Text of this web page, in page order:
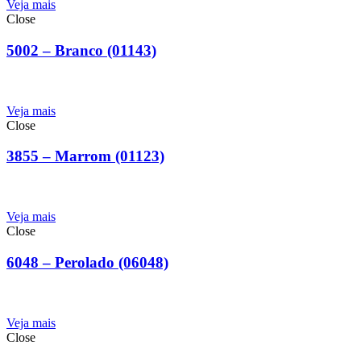
Veja mais
Close
5002 – Branco (01143)
Veja mais
Close
3855 – Marrom (01123)
Veja mais
Close
6048 – Perolado (06048)
Veja mais
Close